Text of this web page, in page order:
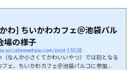
わ] ちいかわカフェ＠池袋パル
の様子
post-15028
（なんか小さくてかわいいやつ）では初となる
フェ、ちいかわカフェ＠池袋パルコに参加...